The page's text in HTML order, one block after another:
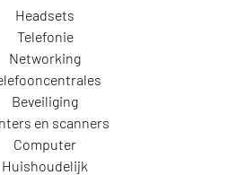
Headsets
Telefonie
Networking
Beveiliging
en scanners
Computer
Huishoudelijk